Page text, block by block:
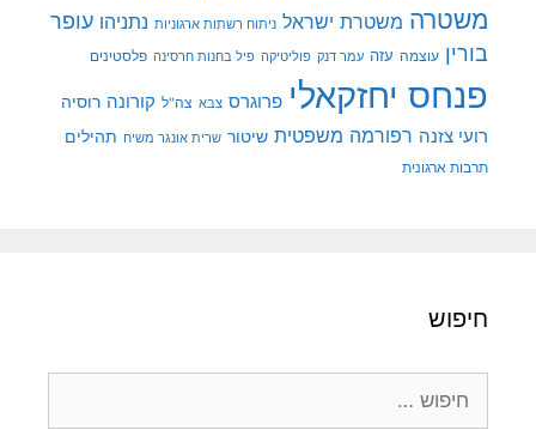
משטרה משטרת ישראל ניתוח רשתות ארגוניות נתניהו עופר
בורין עוצמה עזה עמר דנק פוליטיקה פיל בחנות חרסינה פלסטינים
פנחס יחזקאלי פרוגרס צבא צה"ל קורונה רוסיה
רועי צזנה רפורמה משפטית שיטור שרית אונגר משיח תהילים
תרבות ארגונית
חיפוש